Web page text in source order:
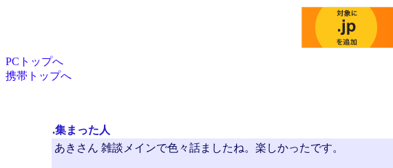
PCトップへ
携帯トップへ
.集まった人
あきさん 雑談メインで色々話ましたね。楽しかったです。